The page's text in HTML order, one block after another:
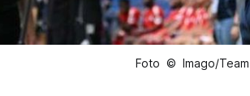
Foto © Imago/Team